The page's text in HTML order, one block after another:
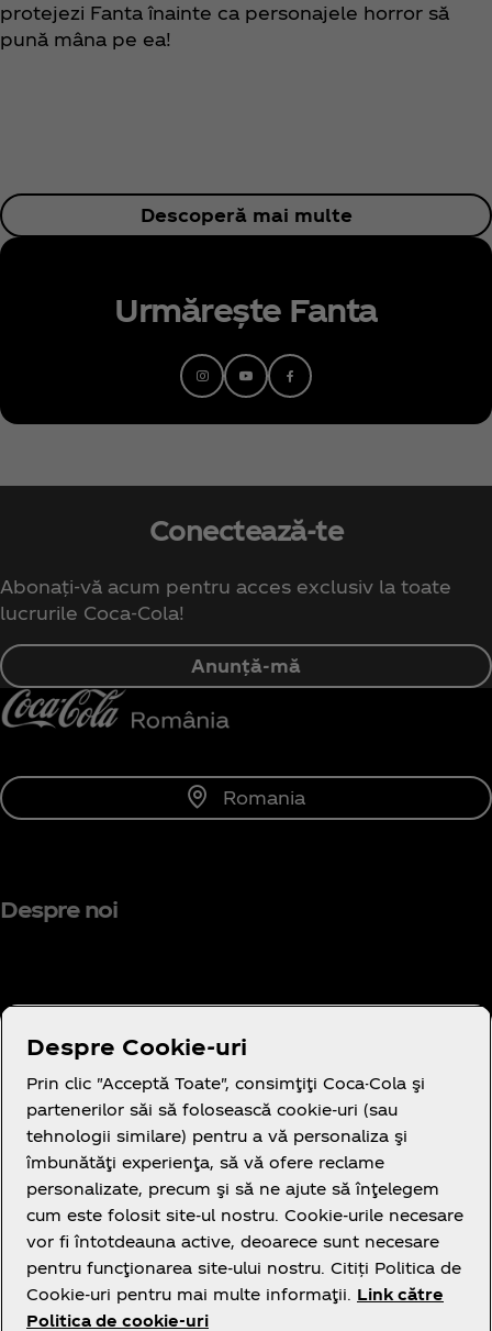
protejezi Fanta înainte ca personajele horror să
pună mâna pe ea!
Descoperă mai multe
Urmărește Fanta
Conectează-te
Abonați-vă acum pentru acces exclusiv la toate
lucrurile Coca‑Cola!
Anunță-mă
Romania
Despre noi
Aveți nevoie de ajutor?
Legal
Despre Cookie-uri
Prin clic "Acceptă Toate", consimţiţi Coca-Cola şi
partenerilor săi să folosească cookie-uri (sau
tehnologii similare) pentru a vă personaliza şi
îmbunătăţi experienţa, să vă ofere reclame
personalizate, precum şi să ne ajute să înţelegem
cum este folosit site-ul nostru. Cookie-urile necesare
vor fi întotdeauna active, deoarece sunt necesare
pentru funcţionarea site-ului nostru. Citiți Politica de
Cookie-uri pentru mai multe informaţii. Link către
Politica de cookie-uri